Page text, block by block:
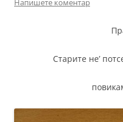
Напишете коментар
Старите не’